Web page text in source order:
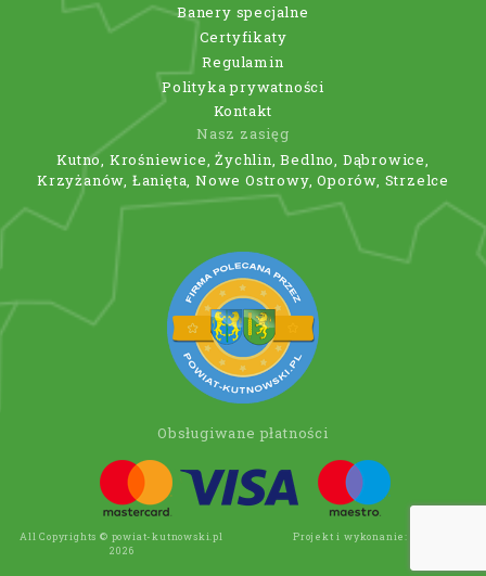
Banery specjalne
Certyfikaty
Regulamin
Polityka prywatności
Kontakt
Nasz zasięg
Kutno, Krośniewice, Żychlin, Bedlno, Dąbrowice,
Krzyżanów, Łanięta, Nowe Ostrowy, Oporów, Strzelce
Obsługiwane płatności
All Copyrights © powiat-kutnowski.pl
2026
Projekt i wykonanie: